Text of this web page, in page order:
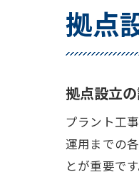
拠点
拠点設立
プラント工
運用までの
とが重要で